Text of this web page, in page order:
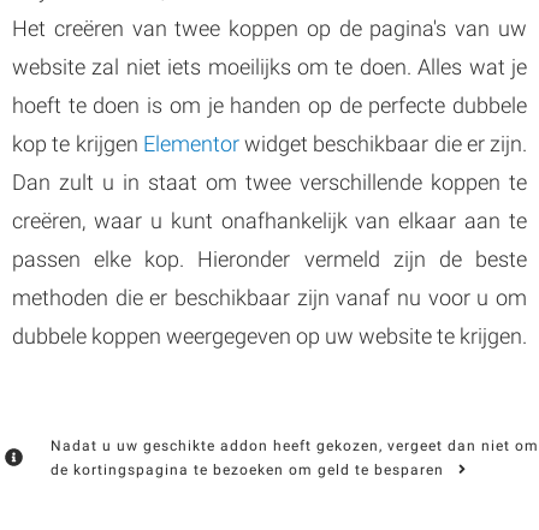
Het creëren van twee koppen op de pagina's van uw
website zal niet iets moeilijks om te doen. Alles wat je
hoeft te doen is om je handen op de perfecte dubbele
kop te krijgen Elementorwidget beschikbaar die er zijn.
Dan zult u in staat om twee verschillende koppen te
creëren, waar u kunt onafhankelijk van elkaar aan te
passen elke kop. Hieronder vermeld zijn de beste
methoden die er beschikbaar zijn vanaf nu voor u om
dubbele koppen weergegeven op uw website te krijgen.
Nadat u uw geschikte addon heeft gekozen, vergeet dan niet om
de kortingspagina te bezoeken om geld te besparen